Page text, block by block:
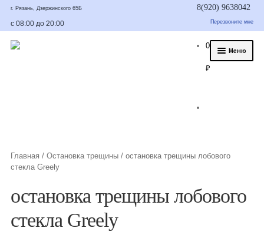
г. Рязань, Дзержинского 65Б
с 08:00 до 20:00
8(920) 9638042
Перезвоните мне
Меню
Цены и гарантия
Контакты
0
₽
Главная /Остановка трещины /остановка трещины лобового
стекла Greely
остановка трещины лобового
стекла Greely